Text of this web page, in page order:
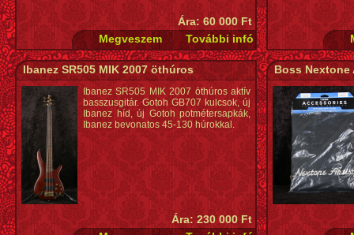
Ára: 60 000 Ft
Ibanez SR505 MIK 2007 öthúros
Ibanez SR505 MIK 2007 öthúros aktív
basszusgitár. Gotoh GB707 kulcsok, új
Ibanez híd, új Gotoh potmétersapkák,
Ibanez bevonatos 45-130 húrokkal.
Ára: 230 000 Ft
Boss Nextone